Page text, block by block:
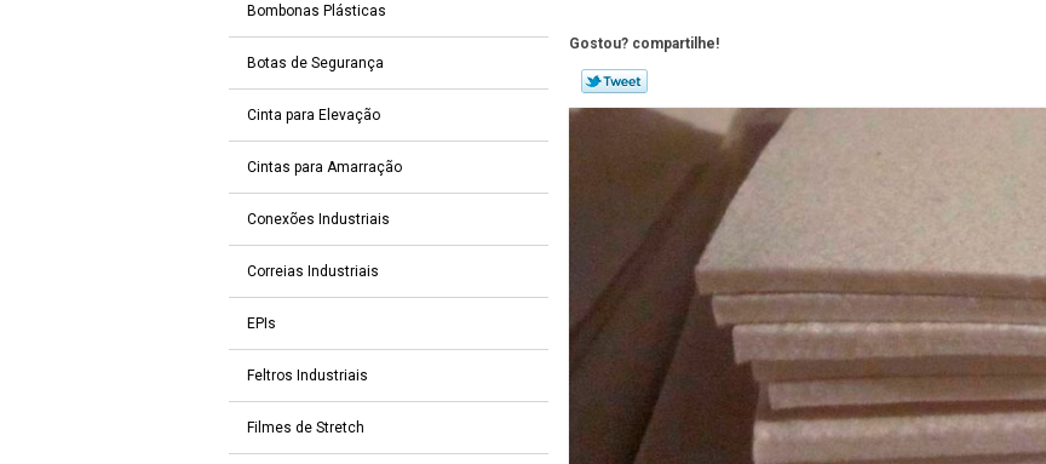
Bombonas Plásticas
Botas de Segurança
Cinta para Elevação
Cintas para Amarração
Conexões Industriais
Correias Industriais
EPIs
Feltros Industriais
Filmes de Stretch
Gostou? compartilhe!